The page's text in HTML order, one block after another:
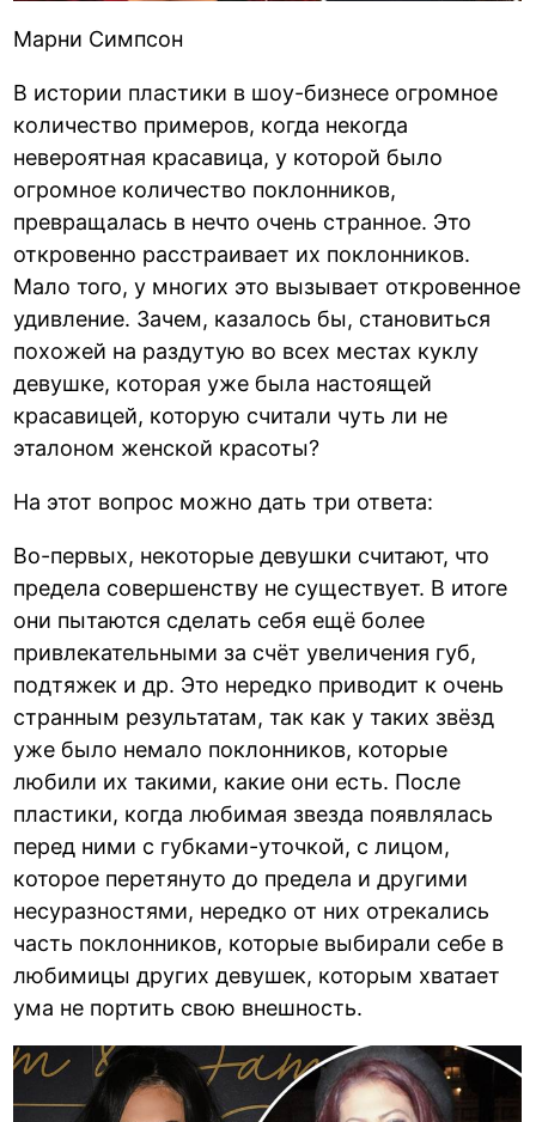
Марни Симпсон
В истории пластики в шоу-бизнесе огромное
количество примеров, когда некогда
невероятная красавица, у которой было
огромное количество поклонников,
превращалась в нечто очень странное. Это
откровенно расстраивает их поклонников.
Мало того, у многих это вызывает откровенное
удивление. Зачем, казалось бы, становиться
похожей на раздутую во всех местах куклу
девушке, которая уже была настоящей
красавицей, которую считали чуть ли не
эталоном женской красоты?
На этот вопрос можно дать три ответа:
Во-первых, некоторые девушки считают, что
предела совершенству не существует. В итоге
они пытаются сделать себя ещё более
привлекательными за счёт увеличения губ,
подтяжек и др. Это нередко приводит к очень
странным результатам, так как у таких звёзд
уже было немало поклонников, которые
любили их такими, какие они есть. После
пластики, когда любимая звезда появлялась
перед ними с губками-уточкой, с лицом,
которое перетянуто до предела и другими
несуразностями, нередко от них отрекались
часть поклонников, которые выбирали себе в
любимицы других девушек, которым хватает
ума не портить свою внешность.